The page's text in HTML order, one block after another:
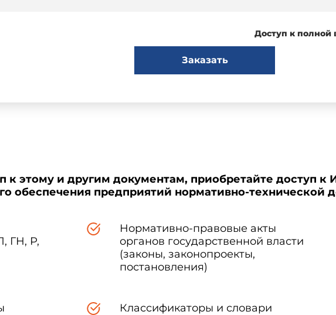
Доступ к полной
Заказать
к этому и другим документам, приобретайте доступ к
обеспечения предприятий нормативно-технической
ГН, Р,
Нормативно-правовые акты
органов государственной власти
(законы, законопроекты,
постановления)
Классификаторы и словари